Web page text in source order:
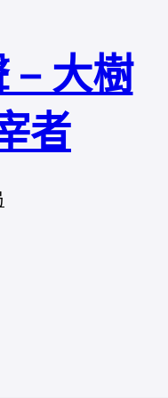
– 大樹
者